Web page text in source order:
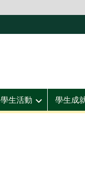
學生活動 學生成